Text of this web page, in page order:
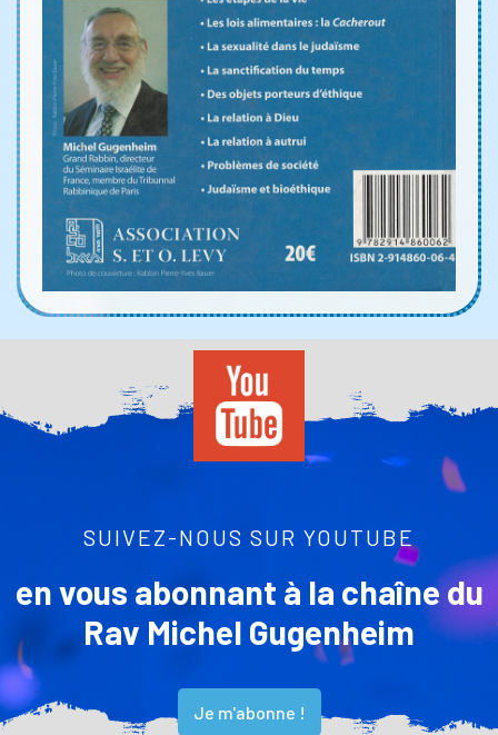
SUIVEZ-NOUS SUR YOUTUBE
en vous abonnant à la chaîne du
Rav Michel Gugenheim
Je m'abonne !